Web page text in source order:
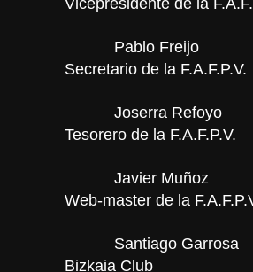
Pablo Freijo
Secretario de la F.A.F.P.V.
Joserra Refoyo
Tesorero de la F.A.F.P.V.
Javier Muñoz
Web-master de la
Santiago Garrosa
Bizkaia Club